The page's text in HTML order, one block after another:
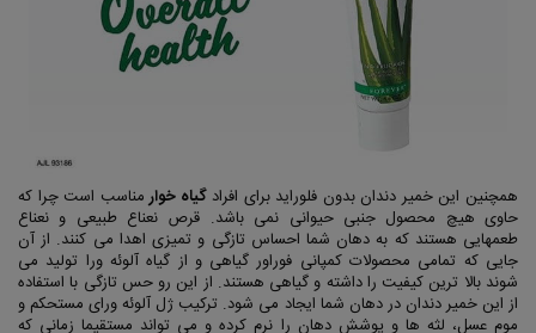
همچنین این خمیر دندان بدون فلوراید برای افرادگیاه خوارمناسب است چرا که
حاوی هیچ محصول جنبی حیوانی نمی باشد. قرص نعناع طبیعی و نعناع
طعمهایی هستند که به دهان شما احساس تازگی و تمیزی اهدا می کنند. از آن
جایی که تمامی محصولات کمپانی فوراور گیاهی و از گیاه آلوئه ورا تولید می
شوند بالا ترین کیفیت را داشته و گیاهی هستند. از این رو حس تازگی با استفاده
از این خمیر دندان در دهان شما ایجاد می شود. ترکیب ژل آلوئه ورای مستحکم و
موم عسل، لثه ها و پوشش دهان را نرم کرده و می تواند مستقیما زمانی که